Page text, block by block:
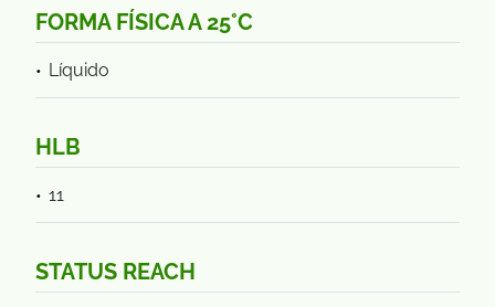
FORMA FÍSICA A 25°C
Líquido
HLB
11
STATUS REACH